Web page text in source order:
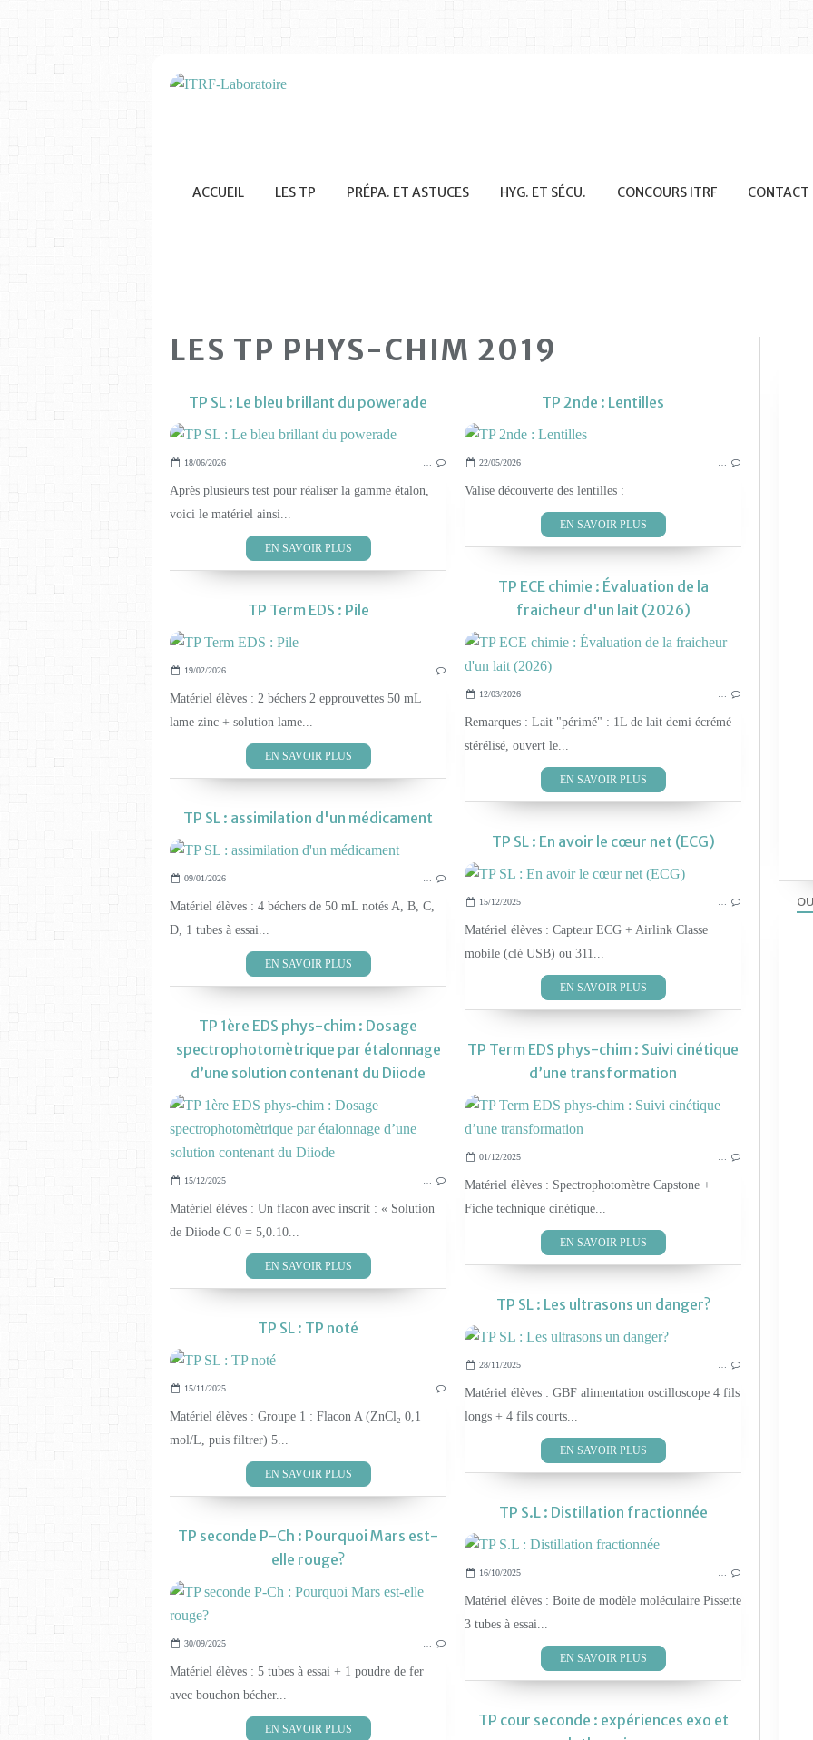
ACCUEIL LES TP PRÉPA. ET ASTUCES HYG. ET SÉCU. CONCOURS ITRF CONTACT
LES TP PHYS-CHIM 2019
TP SL : Le bleu brillant du powerade
LES TP PHYS-CHIM 2019
18/06/2026 …
Après plusieurs test pour réaliser la gamme étalon,
voici le matériel ainsi...
EN SAVOIR PLUS
TP 2nde : Lentilles
22/05/2026 …
Valise découverte des lentilles :
EN SAVOIR PLUS
TP ECE chimie : Évaluation de la
fraicheur d'un lait (2026)
12/03/2026 …
Remarques : Lait "périmé" : 1L de lait demi écrémé
stérélisé, ouvert le...
EN SAVOIR PLUS
TP Term EDS : Pile
LES TP PHYS-CHIM 2019
19/02/2026 …
Matériel élèves : 2 béchers 2 epprouvettes 50 mL
lame zinc + solution lame...
EN SAVOIR PLUS
TP SL : assimilation d'un médicament
09/01/2026 …
Matériel élèves : 4 béchers de 50 mL notés A, B, C,
D, 1 tubes à essai...
EN SAVOIR PLUS
TP SL : En avoir le cœur net (ECG)
15/12/2025 …
Matériel élèves : Capteur ECG + Airlink Classe
mobile (clé USB) ou 311...
EN SAVOIR PLUS
TP 1ère EDS phys-chim : Dosage
spectrophotomètrique par étalonnage
d’une solution contenant du Diiode
LES TP PHYS-CHIM 2019
15/12/2025 …
Matériel élèves : Un flacon avec inscrit : « Solution
de Diiode C 0 = 5,0.10...
EN SAVOIR PLUS
TP Term EDS phys-chim : Suivi cinétique
d’une transformation
01/12/2025 …
Matériel élèves : Spectrophotomètre Capstone +
Fiche technique cinétique...
EN SAVOIR PLUS
TP SL : Les ultrasons un danger?
28/11/2025 …
Matériel élèves : GBF alimentation oscilloscope 4 fils
longs + 4 fils courts...
EN SAVOIR PLUS
TP SL : TP noté
15/11/2025 …
Matériel élèves : Groupe 1 : Flacon A (ZnCl₂ 0,1
mol/L, puis filtrer) 5...
EN SAVOIR PLUS
TP S.L : Distillation fractionnée
16/10/2025 …
Matériel élèves : Boite de modèle moléculaire Pissette
3 tubes à essai...
EN SAVOIR PLUS
TP seconde P-Ch : Pourquoi Mars est-
elle rouge?
LES TP PHYS-CHIM 2019
30/09/2025 …
Matériel élèves : 5 tubes à essai + 1 poudre de fer
avec bouchon bécher...
EN SAVOIR PLUS
TP cour seconde : expériences exo et